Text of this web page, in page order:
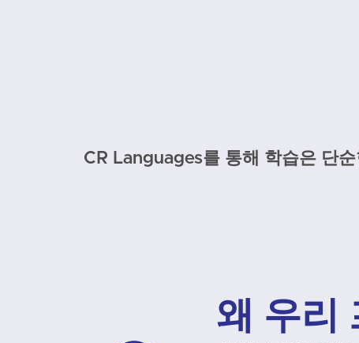
CR Languages를 통해 학습은 단
왜 우리